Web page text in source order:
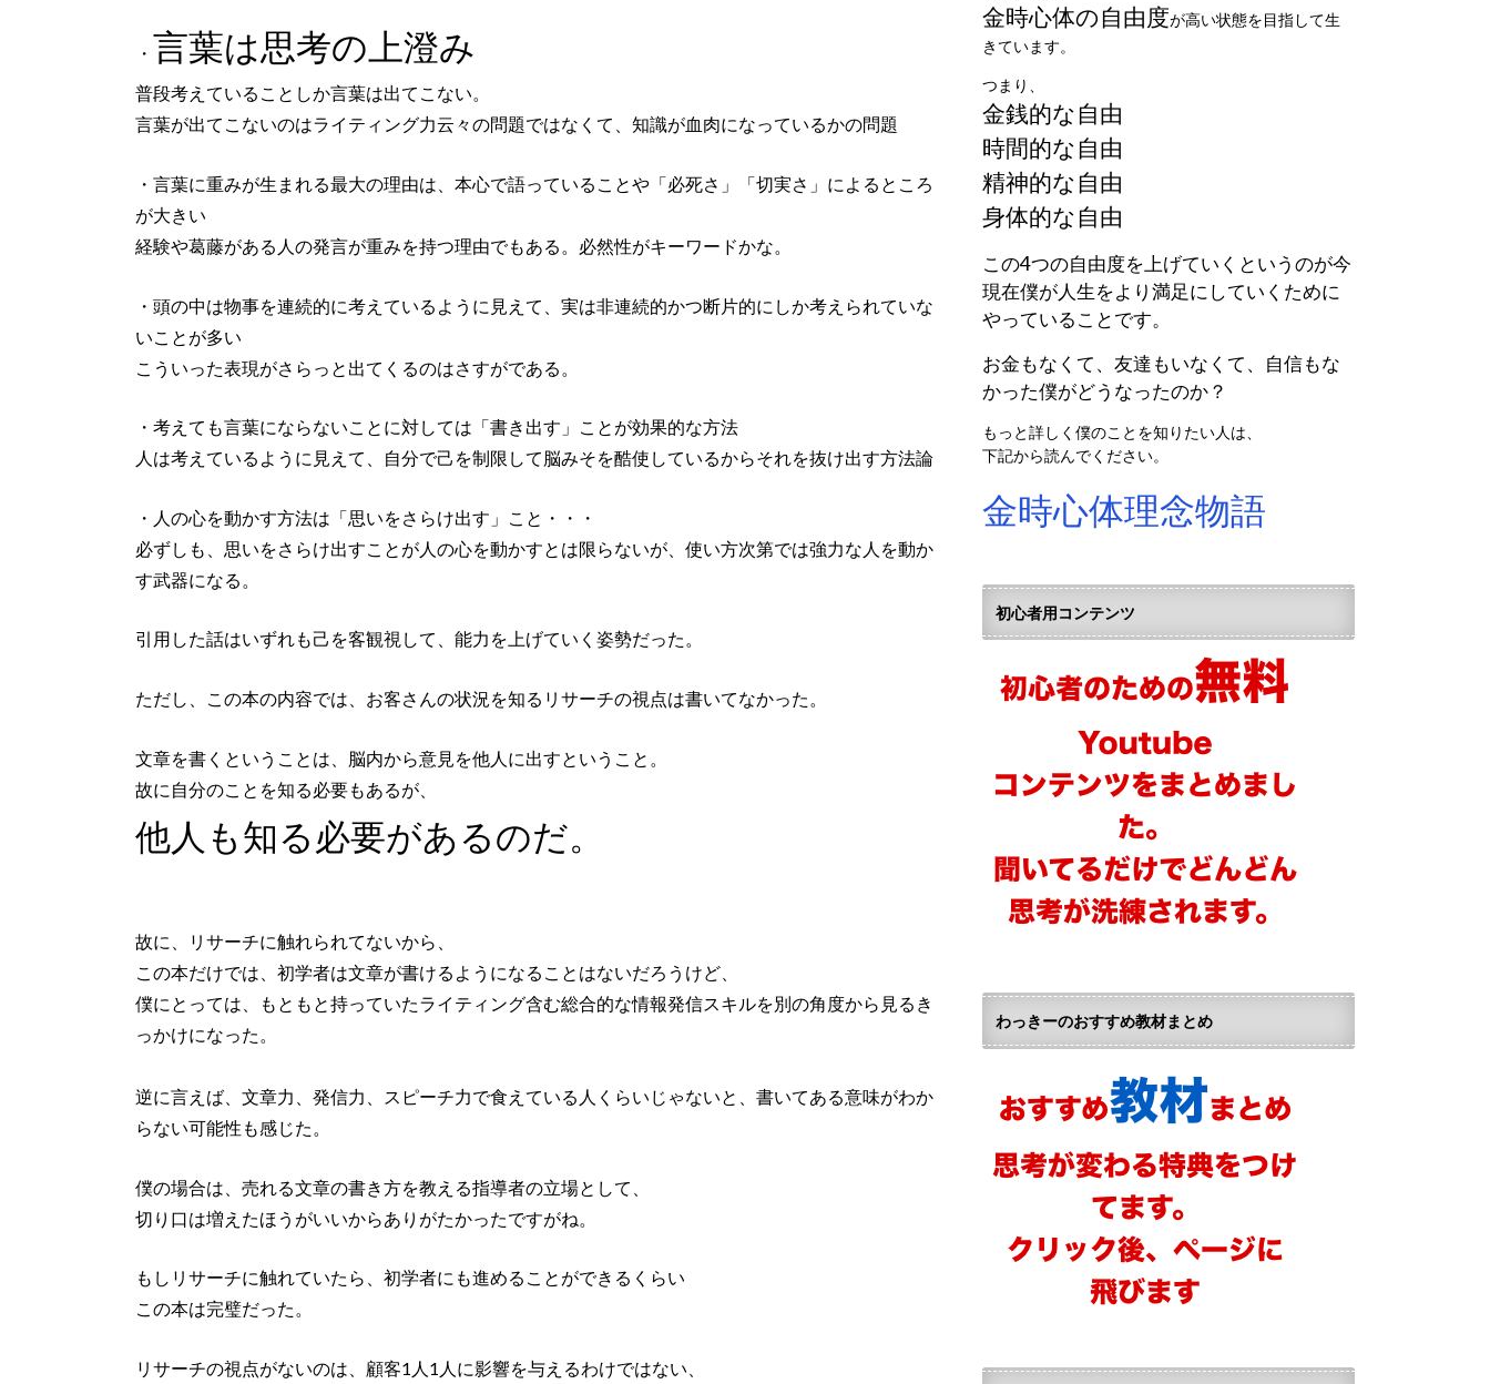
・ 言葉は思考の上澄み
普段考えていることしか言葉は出てこない。
言葉が出てこないのはライティング力云々の問題ではなくて、知識が血肉になっているかの問題
・言葉に重みが生まれる最大の理由は、本心で語っていることや「必死さ」「切実さ」によるところ
が大きい
経験や葛藤がある人の発言が重みを持つ理由でもある。必然性がキーワードかな。
・頭の中は物事を連続的に考えているように見えて、実は非連続的かつ断片的にしか考えられていな
いことが多い
こういった表現がさらっと出てくるのはさすがである。
・考えても言葉にならないことに対しては「書き出す」ことが効果的な方法
人は考えているように見えて、自分で己を制限して脳みそを酷使しているからそれを抜け出す方法論
・人の心を動かす方法は「思いをさらけ出す」こと・・・
必ずしも、思いをさらけ出すことが人の心を動かすとは限らないが、使い方次第では強力な人を動か
す武器になる。
引用した話はいずれも己を客観視して、能力を上げていく姿勢だった。
ただし、この本の内容では、お客さんの状況を知るリサーチの視点は書いてなかった。
文章を書くということは、脳内から意見を他人に出すということ。
故に自分のことを知る必要もあるが、
他人も知る必要があるのだ。
故に、リサーチに触れられてないから、
この本だけでは、初学者は文章が書けるようになることはないだろうけど、
僕にとっては、もともと持っていたライティング含む総合的な情報発信スキルを別の角度から見るき
っかけになった。
逆に言えば、文章力、発信力、スピーチ力で食えている人くらいじゃないと、書いてある意味がわか
らない可能性も感じた。
僕の場合は、売れる文章の書き方を教える指導者の立場として、
切り口は増えたほうがいいからありがたかったですがね。
もしリサーチに触れていたら、初学者にも進めることができるくらい
この本は完璧だった。
リサーチの視点がないのは、顧客1人1人に影響を与えるわけではない、
金時心体の自由度が高い状態を目指して生
きています。
つまり、
金銭的な自由
時間的な自由
精神的な自由
身体的な自由
この4つの自由度を上げていくというのが今
現在僕が人生をより満足にしていくために
やっていることです。
お金もなくて、友達もいなくて、自信もな
かった僕がどうなったのか？
もっと詳しく僕のことを知りたい人は、
下記から読んでください。
金時心体理念物語
初心者用コンテンツ
わっきーのおすすめ教材まとめ